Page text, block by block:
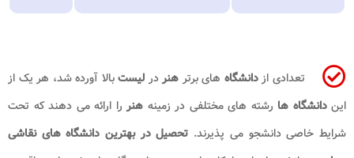
تعدادی ازدانشگاه های برتر هنردر لیستبالا آورده شد، هر یک از
ایندانشگاه ها رشته های مختلفی در زمینه هنررا ارائه می دهند که تحت
شرایط خاصی دانشجو می پذیرند. تحصیل در بهترین دانشگاه های نقاشی